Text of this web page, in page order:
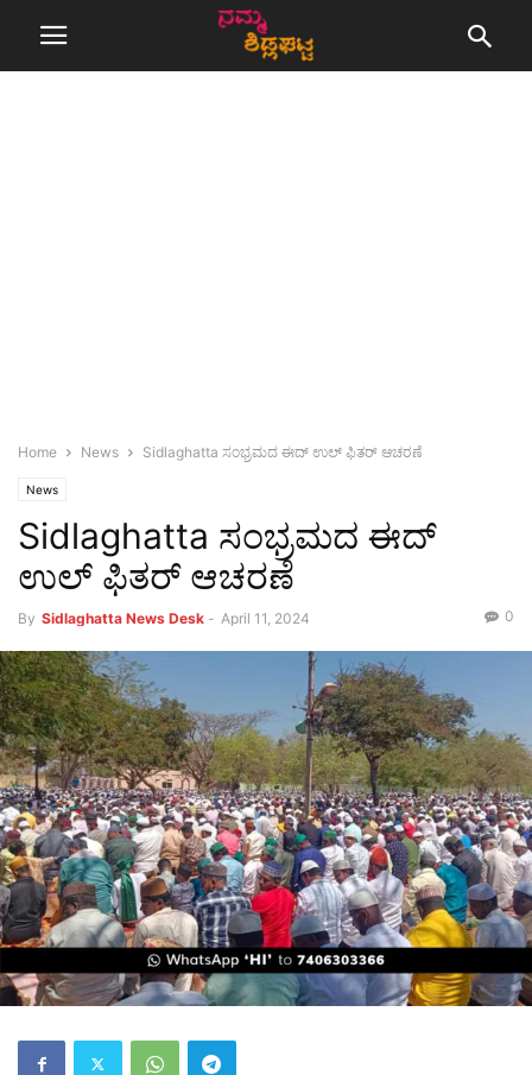
Home News Sidlaghatta ಸಂಭ್ರಮದ ಈದ್ ಉಲ್ ಫಿತರ್ ಆಚರಣೆ
News
Sidlaghatta ಸಂಭ್ರಮದ ಈದ್
ಉಲ್ ಫಿತರ್ ಆಚರಣೆ
By Sidlaghatta News Desk - April 11, 2024 0